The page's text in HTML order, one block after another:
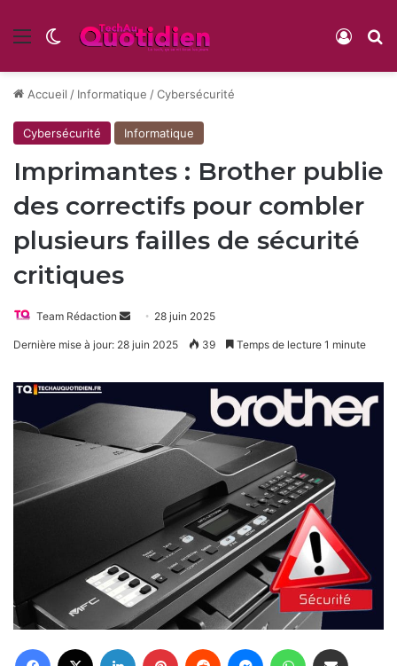
Menu Switch skin
Accueil / Informatique /Cybersécurité
Cybersécurité Informatique
Imprimantes : Brother publie
des correctifs pour combler
plusieurs failles de sécurité
critiques
Team Rédaction
Envoyer28 juin 2025
Dernière mise à jour: 28 juin 2025 39 Temps de lecture 1 minute
Facebook Linkedin Pinterest Reddit MessengerWhatsApp